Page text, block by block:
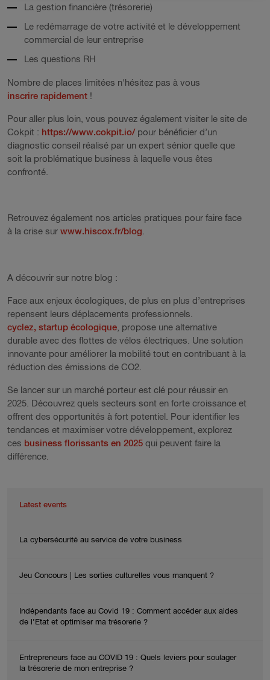
La gestion financière (trésorerie)
Le redémarrage de votre activité et le développement
commercial de leur entreprise
Les questions RH
Nombre de places limitées n'hésitez pas à vous
inscrire rapidement !
Pour aller plus loin, vous pouvez également visiter le site de
Cokpit : https://www.cokpit.io/ pour bénéficier d’un
diagnostic conseil réalisé par un expert sénior quelle que
soit la problématique business à laquelle vous êtes
confronté.
Retrouvez également nos articles pratiques pour faire face
à la crise sur www.hiscox.fr/blog.
A découvrir sur notre blog :
Face aux enjeux écologiques, de plus en plus d’entreprises
repensent leurs déplacements professionnels.
cyclez, startup écologique, propose une alternative
durable avec des flottes de vélos électriques. Une solution
innovante pour améliorer la mobilité tout en contribuant à la
réduction des émissions de CO2.
Se lancer sur un marché porteur est clé pour réussir en
2025. Découvrez quels secteurs sont en forte croissance et
offrent des opportunités à fort potentiel. Pour identifier les
tendances et maximiser votre développement, explorez
ces business florissants en 2025 qui peuvent faire la
différence.
Latest events
La cybersécurité au service de votre business
Jeu Concours | Les sorties culturelles vous manquent ?
Indépendants face au Covid 19 : Comment accéder aux aides
de l’Etat et optimiser ma trésorerie ?
Entrepreneurs face au COVID 19 : Quels leviers pour soulager
la trésorerie de mon entreprise ?